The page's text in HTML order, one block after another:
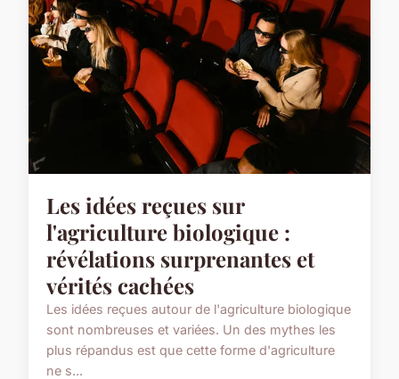
Les idées reçues sur
l'agriculture biologique :
révélations surprenantes et
vérités cachées
Les idées reçues autour de l'agriculture biologique
sont nombreuses et variées. Un des mythes les
plus répandus est que cette forme d'agriculture
ne s...